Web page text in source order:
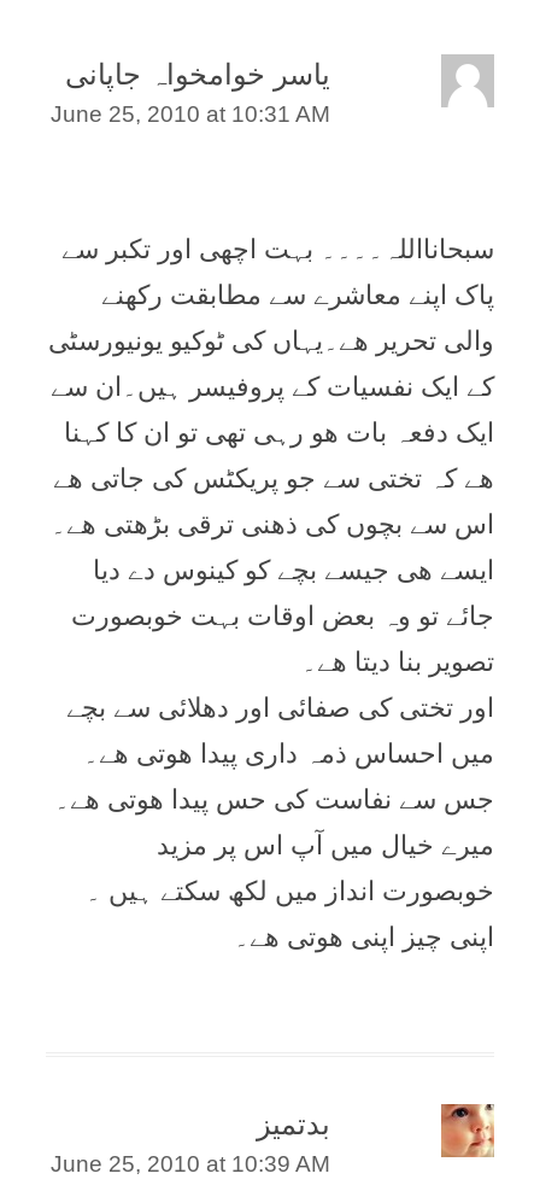
یاسر خوامخواہ جاپانی
June 25, 2010 at 10:31 AM
سبحانااللہ۔۔۔۔ بہت اچھی اور تکبر سے
پاک اپنے معاشرے سے مطابقت رکھنے
والی تحریر ھے۔یہاں کی ٹوکیو یونیورسٹی
کے ایک نفسیات کے پروفیسر ہیں۔ان سے
ایک دفعہ بات ھو رہی تھی تو ان کا کہنا
ھے کہ تختی سے جو پریکٹس کی جاتی ھے
اس سے بچوں کی ذھنی ترقی بڑھتی ھے۔
ایسے ھی جیسے بچے کو کینوس دے دیا
جائے تو وہ بعض اوقات بہت خوبصورت
تصویر بنا دیتا ھے۔
اور تختی کی صفائی اور دھلائی سے بچے
میں احساس ذمہ داری پیدا ھوتی ھے۔
جس سے نفاست کی حس پیدا ھوتی ھے۔
میرے خیال میں آپ اس پر مزید
خوبصورت انداز میں لکھ سکتے ہیں ۔
اپنی چیز اپنی ھوتی ھے۔
بدتمیز
June 25, 2010 at 10:39 AM